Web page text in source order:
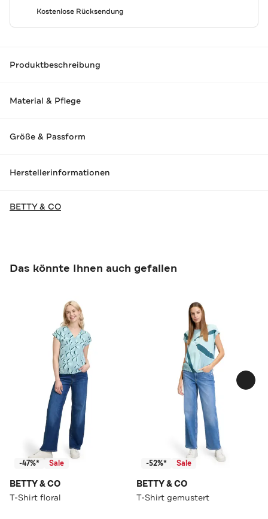
Kostenlose Rücksendung
Produktbeschreibung
Material & Pflege
Größe & Passform
Herstellerinformationen
BETTY & CO
Das könnte Ihnen auch gefallen
-47%* Sale
BETTY & CO
T-Shirt floral
-52%* Sale
BETTY & CO
T-Shirt gemustert